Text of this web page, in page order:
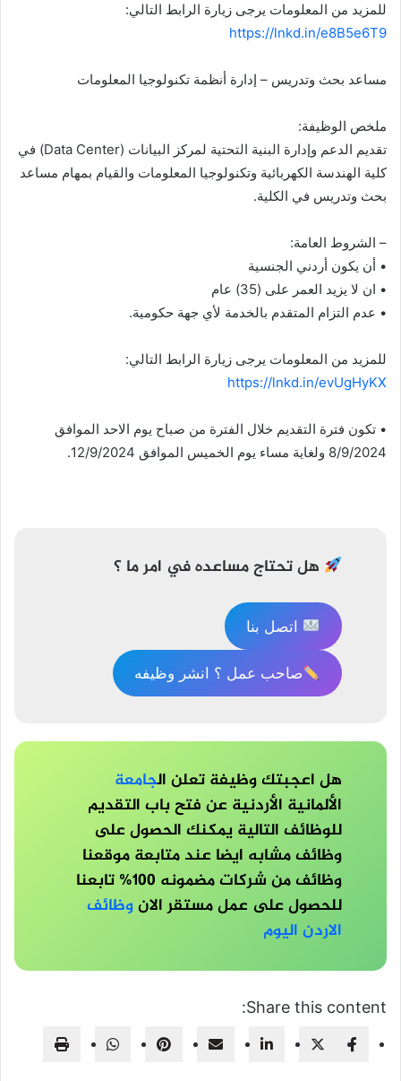
للمزيد من المعلومات يرجى زيارة الرابط التالي:
https://lnkd.in/e8B5e6T9
مساعد بحث وتدريس – إدارة أنظمة تكنولوجيا المعلومات
ملخص الوظيفة:
تقديم الدعم وإدارة البنية التحتية لمركز البيانات (Data Center) في
كلية الهندسة الكهربائية وتكنولوجيا المعلومات والقيام بمهام مساعد
بحث وتدريس في الكلية.
– الشروط العامة:
• أن يكون أردني الجنسية
• ان لا يزيد العمر على (35) عام
• عدم التزام المتقدم بالخدمة لأي جهة حكومية.
للمزيد من المعلومات يرجى زيارة الرابط التالي:
https://lnkd.in/evUgHyKX
• تكون فترة التقديم خلال الفترة من صباح يوم الاحد الموافق
8/9/2024 ولغاية مساء يوم الخميس الموافق 12/9/2024.
هل تحتاج مساعده في امر ما ؟
اتصل بنا
صاحب عمل ؟ انشر وظيفه
هل اعجبتك وظيفة تعلن الجامعة
الألمانية الأردنية عن فتح باب التقديم
للوظائف التالية يمكنك الحصول على
وظائف مشابه ايضا عند متابعة موقعنا
وظائف من شركات مضمونه 100% تابعنا
للحصول على عمل مستقر الانوظائف
الاردن اليوم
Share this content: